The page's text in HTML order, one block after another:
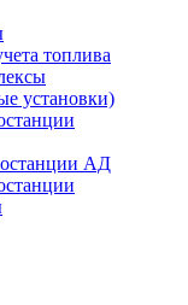
топлива
установки)
АД